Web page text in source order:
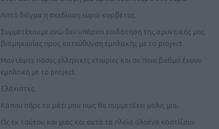
Απτό δείγμα η σχεδίαση ευρώ κορβέτας.
Συμμετέχουμε ενώ δεν υπάρχει επιδότηση της αμυντικής μας
βιομηχανίας προς κατεύθυνση εμπλοκής με το project.
Μαντέψτε πόσες ελληνικές εταιρίες και σε ποιο βαθμό έχουν
εμπλοκή με το project.
Ελάχιστες.
Κάπου πήρε το μάτι μου πως θα συμμετέχει μόλις μια.
Ως εκ τούτου και μιας και αυτά τα πλοία ολοένα κοστίζουν